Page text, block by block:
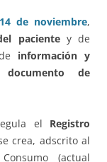
de noviembre,
pacientey de
información y
documento de
el Registro
crea, adscrito al
(actual